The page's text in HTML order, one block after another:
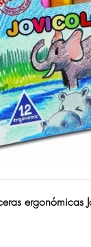
ergonómicas